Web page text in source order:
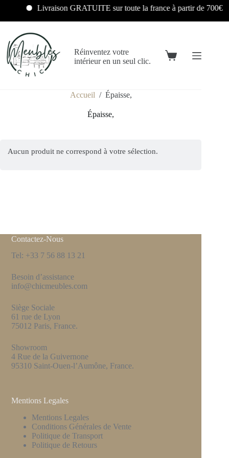
Livraison GRATUITE sur toute la france à partir de 700€
Réinventez votre
intérieur en un seul clic.
Accueil / Épaisse,
Épaisse,
Aucun produit ne correspond à votre sélection.
Contactez-Nous
Tel: +33 7 56 88 13 21
Besoin d’assistance
info@chicmeubles.com
Siège Sociale
61 rue de Lyon
75012 Paris, France.
Showroom
4 Rue de la Guivernone
95310 Saint-Ouen-l’Aumône, France.
Mentions Legales
Mentions Legales
Conditions Générales de Vente
Politique de Transport
Politique de Retours